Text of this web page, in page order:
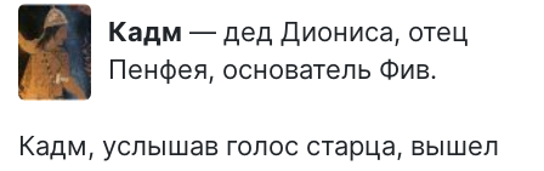
Кадм — дед Диониса, отец
Пенфея, основатель Фив.
Кадм, услышав голос старца, вышел